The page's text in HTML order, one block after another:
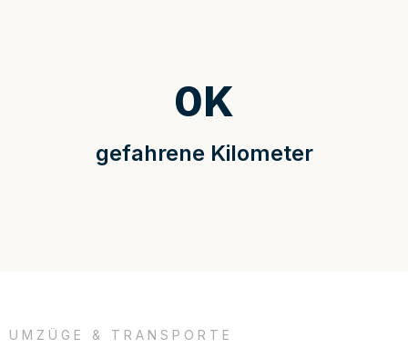
gefahrene Kilometer
0K
UMZÜGE & TRANSPORTE